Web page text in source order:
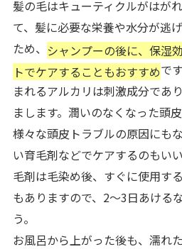
髪の毛はキューティクルがはが
て、髪に必要な栄養や水分が逃
ため、 シャンプーの後に、保湿
トでケアすることもおすすめで
まれるアルカリは刺激成分であ
まします。潤いのなくなった頭
様々な頭皮トラブルの原因にも
い育毛剤などでケアするのもい
毛剤は毛染め後、すぐに使用す
もありますので、2～3日あける
う。
お風呂から上がった後も、濡れ